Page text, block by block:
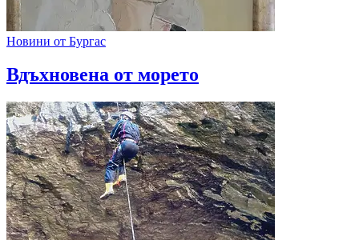
Новини от Бургас
Вдъхновена от морето